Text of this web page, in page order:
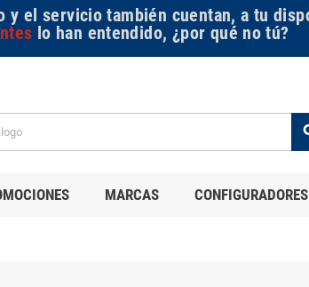
y el servicio también cuentan, a tu
lo han entendido, ¿por qué no tú?
MARCAS